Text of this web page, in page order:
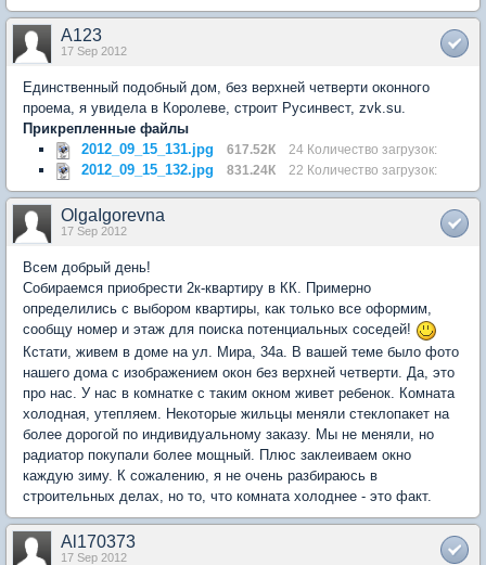
A123
17 Sep 2012
Единственный подобный дом, без верхней четверти оконного
проема, я увидела в Королеве, строит Русинвест, zvk.su.
Прикрепленные файлы
2012_09_15_131.jpg
617.52К 24 Количество загрузок:
2012_09_15_132.jpg 831.24К 22 Количество загрузок:
OlgaIgorevna
17 Sep 2012
Всем добрый день!
Собираемся приобрести 2к-квартиру в КК. Примерно
определились с выбором квартиры, как только все оформим,
сообщу номер и этаж для поиска потенциальных соседей!
Кстати, живем в доме на ул. Мира, 34а. В вашей теме было фото
нашего дома с изображением окон без верхней четверти. Да, это
про нас. У нас в комнатке с таким окном живет ребенок. Комната
холодная, утепляем. Некоторые жильцы меняли стеклопакет на
более дорогой по индивидуальному заказу. Мы не меняли, но
радиатор покупали более мощный. Плюс заклеиваем окно
каждую зиму. К сожалению, я не очень разбираюсь в
строительных делах, но то, что комната холоднее - это факт.
Al170373
17 Sep 2012